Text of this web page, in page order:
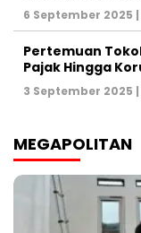
6 September 2025 |
Pertemuan
Pajak Hingga
3 September 2025 |
MEGAPOLITAN